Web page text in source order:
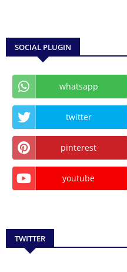
SOCIAL PLUGIN
whatsapp
twitter
pinterest
youtube
TWITTER